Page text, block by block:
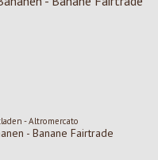
- Altromercato
- Banane Fairtrade